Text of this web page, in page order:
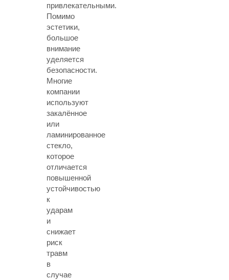
привлекательными.
Помимо
эстетики,
большое
внимание
уделяется
безопасности.
Многие
компании
используют
закалённое
или
ламинированное
стекло,
которое
отличается
повышенной
устойчивостью
к
ударам
и
снижает
риск
травм
в
случае